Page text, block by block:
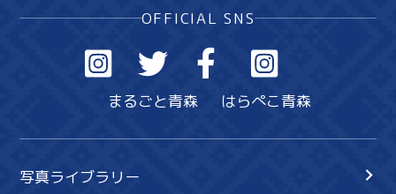
OFFICIAL SNS
まるごと青森 はらぺこ青森
写真ライブラリー